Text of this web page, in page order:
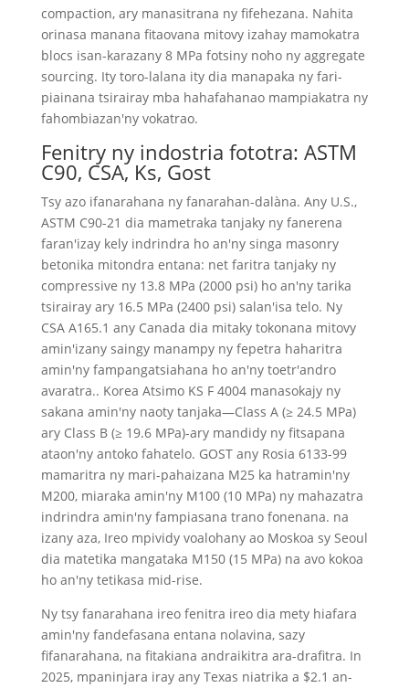
compaction, ary manasitrana ny fifehezana. Nahita
orinasa manana fitaovana mitovy izahay mamokatra
blocs isan-karazany 8 MPa fotsiny noho ny aggregate
sourcing. Ity toro-lalana ity dia manapaka ny fari-
piainana tsirairay mba hahafahanao mampiakatra ny
fahombiazan'ny vokatrao.
Fenitry ny indostria fototra: ASTM
C90, CSA, Ks, Gost
Tsy azo ifanarahana ny fanarahan-dalàna. Any U.S.,
ASTM C90-21 dia mametraka tanjaky ny fanerena
faran'izay kely indrindra ho an'ny singa masonry
betonika mitondra entana: net faritra tanjaky ny
compressive ny 13.8 MPa (2000 psi) ho an'ny tarika
tsirairay ary 16.5 MPa (2400 psi) salan'isa telo. Ny
CSA A165.1 any Canada dia mitaky tokonana mitovy
amin'izany saingy manampy ny fepetra haharitra
amin'ny fampangatsiahana ho an'ny toetr'andro
avaratra.. Korea Atsimo KS F 4004 manasokajy ny
sakana amin'ny naoty tanjaka—Class A (≥ 24.5 MPa)
ary Class B (≥ 19.6 MPa)-ary mandidy ny fitsapana
ataon'ny antoko fahatelo. GOST any Rosia 6133-99
mamaritra ny mari-pahaizana M25 ka hatramin'ny
M200, miaraka amin'ny M100 (10 MPa) ny mahazatra
indrindra amin'ny fampiasana trano fonenana. na
izany aza, Ireo mpividy voalohany ao Moskoa sy Seoul
dia matetika mangataka M150 (15 MPa) na avo kokoa
ho an'ny tetikasa mid-rise.
Ny tsy fanarahana ireo fenitra ireo dia mety hiafara
amin'ny fandefasana entana nolavina, sazy
fifanarahana, na fitakiana andraikitra ara-drafitra. In
2025, mpaninjara iray any Texas niatrika a $2.1 an-